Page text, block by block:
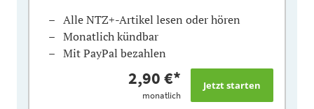
Alle NTZ+-Artikel lesen oder hören
Monatlich kündbar
Mit PayPal bezahlen
2,90 €*
monatlich